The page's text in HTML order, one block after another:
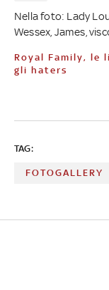
Nella foto: Lady
Wessex, James,
Royal Family, le linee guida social per contrastare
gli haters
TAG:
FOTOGALLERY